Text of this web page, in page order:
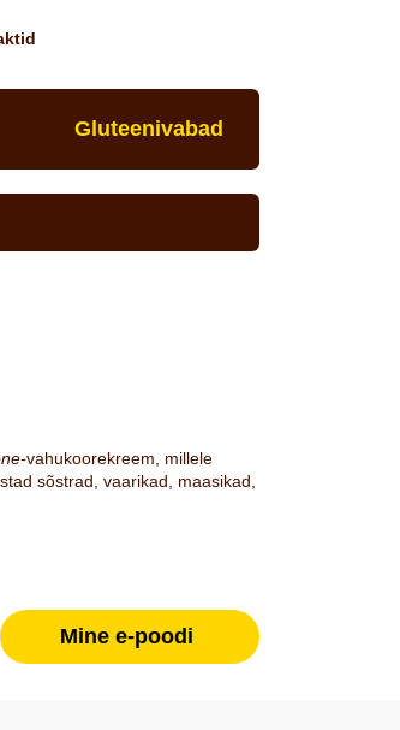
Gluteeni­vabad
vahukoorekreem, millele
sõstrad, vaarikad, maasikad,
Mine e-poodi